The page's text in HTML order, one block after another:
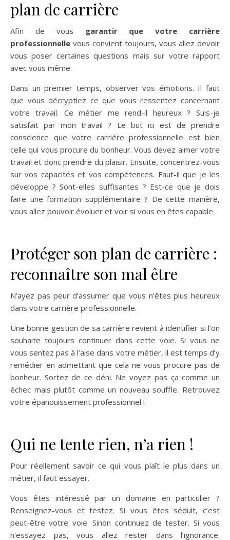
plan de carrière
Afin de vous garantir que votre carrière
professionnelle vous convient toujours, vous allez devoir
vous poser certaines questions mais sur votre rapport
avec vous même.
Dans un premier temps, observer vos émotions. Il faut
que vous décryptiez ce que vous ressentez concernant
votre travail. Ce métier me rend-il heureux ? Suis-je
satisfait par mon travail ? Le but ici est de prendre
conscience que votre carrière professionnelle est bien
celle qui vous procure du bonheur. Vous devez aimer votre
travail et donc prendre du plaisir. Ensuite, concentrez-vous
sur vos capacités et vos compétences. Faut-il que je les
développe ? Sont-elles suffisantes ? Est-ce que je dois
faire une formation supplémentaire ? De cette manière,
vous allez pouvoir évoluer et voir si vous en êtes capable.
Protéger son plan de carrière :
reconnaître son mal être
N’ayez pas peur d’assumer que vous n’êtes plus heureux
dans votre carrière professionnelle.
Une bonne gestion de sa carrière revient à identifier si l’on
souhaite toujours continuer dans cette voie. Si vous ne
vous sentez pas à l’aise dans votre métier, il est temps d’y
remédier en admettant que cela ne vous procure pas de
bonheur. Sortez de ce déni. Ne voyez pas ça comme un
échec mais plutôt comme un nouveau souffle. Retrouvez
votre épanouissement professionnel !
Qui ne tente rien, n’a rien !
Pour réellement savoir ce qui vous plaît le plus dans un
métier, il faut essayer.
Vous êtes intéressé par un domaine en particulier ?
Renseignez-vous et testez. Si vous êtes séduit, c’est
peut-être votre voie. Sinon continuez de tester. Si vous
n'essayez pas, vous allez rester dans l’ignorance.